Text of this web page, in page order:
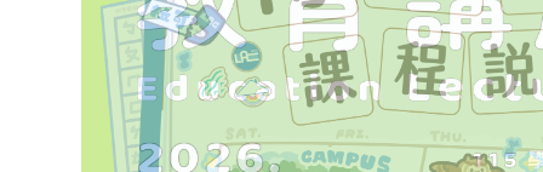
SDGs永續活動與課程
全校性活動